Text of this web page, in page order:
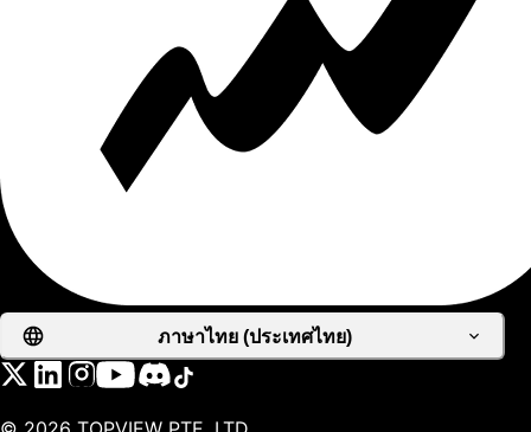
ภาษาไทย (ประเทศไทย)